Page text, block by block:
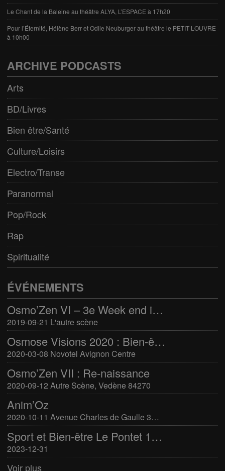
Le Chant de la Baleine au théâtre ALYA, L’ESPACE à 17h20
Pour l’Éternité, Hélène Berr et Odile Neuburger au théâtre le PETIT LOUVRE
à 10h00
ARCHIVE PODCASTS
Arts
BD/Livres
Bien être/Santé
Culture/Loisirs
Electro/Transe
Paranormal
Pop/Rock
Rap
Spiritualité
ÉVÉNEMENTS
Osmo’Zen VI – 3e Week end international du bien-être
2019-09-21 L'autre scène
Osmose Visions 2020 : Bien-être et arts divinatoires
2020-03-08 Novotel Avignon Centre
Osmo’Zen VII : Re-naissance
2020-09-12 Autre Scène, Vedène 84270
Anim’Oz
2020-10-11 Avenue Charles de Gaulle 30400 Villeneuve-Lès-Avignon
Sport et Bien-être Le Pontet 16-17 mars 2024
2023-12-31
Voir plus